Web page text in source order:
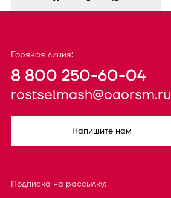
Горячая линия:
8 800 250-60-04
rostselmash@oaorsm.ru
Напишите нам
Подписка на рассылку: